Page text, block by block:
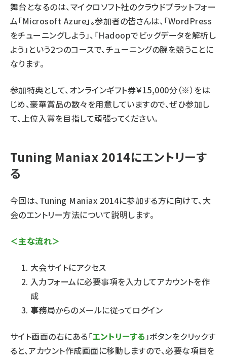
舞台となるのは、マイクロソフト社のクラウドプラットフォー
ム「Microsoft Azure」。参加者の皆さんは、「WordPress
をチューニングしよう」、「Hadoopでビッグデータを解析し
よう」という2つのコースで、チューニングの腕を競うことに
なります。
参加特典として、オンラインギフト券￥15,000分（※）をは
じめ、豪華賞品の数々を用意していますので、ぜひ参加し
て、上位入賞を目指して頑張ってください。
Tuning Maniax 2014にエントリーす
る
今回は、Tuning Maniax 2014に参加する方に向けて、大
会のエントリー方法について説明します。
＜主な流れ＞
大会サイトにアクセス
入力フォームに必要事項を入力してアカウントを作
成
事務局からのメールに従ってログイン
サイト画面の右にある「エントリーする」ボタンをクリックす
ると、アカウント作成画面に移動しますので、必要な項目を